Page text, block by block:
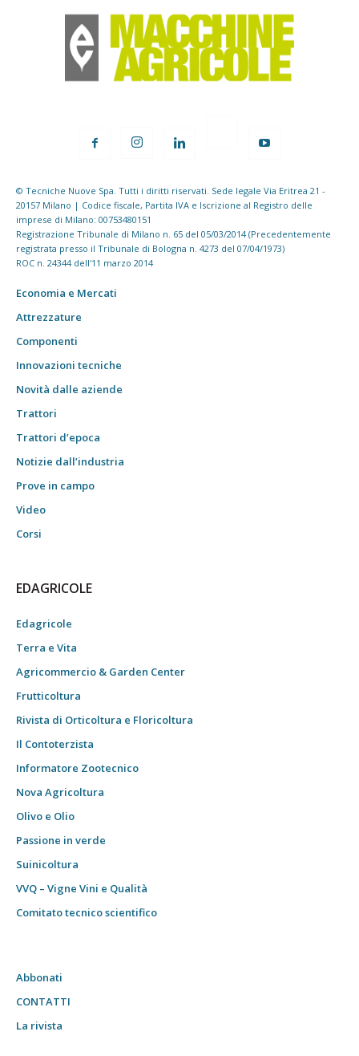
© Tecniche Nuove Spa. Tutti i diritti riservati. Sede legale Via Eritrea 21 -
20157 Milano | Codice fiscale, Partita IVA e Iscrizione al Registro delle
imprese di Milano: 00753480151
Registrazione Tribunale di Milano n. 65 del 05/03/2014 (Precedentemente
registrata presso il Tribunale di Bologna n. 4273 del 07/04/1973)
ROC n. 24344 dell'11 marzo 2014
Economia e Mercati
Attrezzature
Componenti
Innovazioni tecniche
Novità dalle aziende
Trattori
Trattori d’epoca
Notizie dall’industria
Prove in campo
Video
Corsi
EDAGRICOLE
Edagricole
Terra e Vita
Agricommercio & Garden Center
Frutticoltura
Rivista di Orticoltura e Floricoltura
Il Contoterzista
Informatore Zootecnico
Nova Agricoltura
Olivo e Olio
Passione in verde
Suinicoltura
VVQ – Vigne Vini e Qualità
Comitato tecnico scientifico
Abbonati
CONTATTI
La rivista